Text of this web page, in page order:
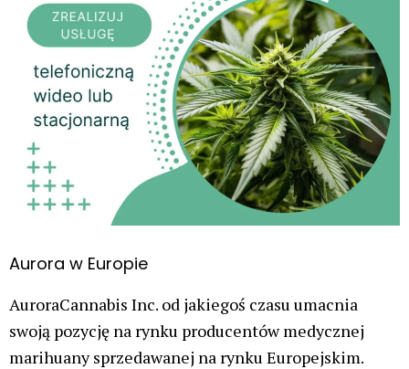
Aurora w Europie
AuroraCannabis Inc. od jakiegoś czasu umacnia
swoją pozycję na rynku producentów medycznej
marihuany sprzedawanej na rynku Europejskim.